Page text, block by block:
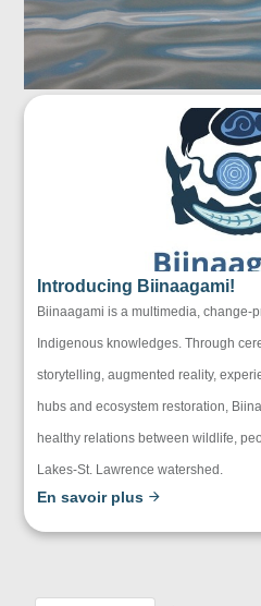
Introducing Biinaagami!
Biinaagami is a multimedia, change-
Indigenous knowledges. Through
storytelling, augmented reality,
hubs and ecosystem restoration,
healthy relations between wildlife,
Lakes-St. Lawrence watershed.
En savoir plus